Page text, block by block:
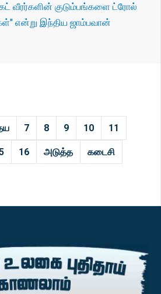
வீரர்களின் குடும்பங்களை ட்ரோல்
என்று இந்திய ஜாம்பவான்
7 8 9 10 11
16 அடுத்த கடைசி